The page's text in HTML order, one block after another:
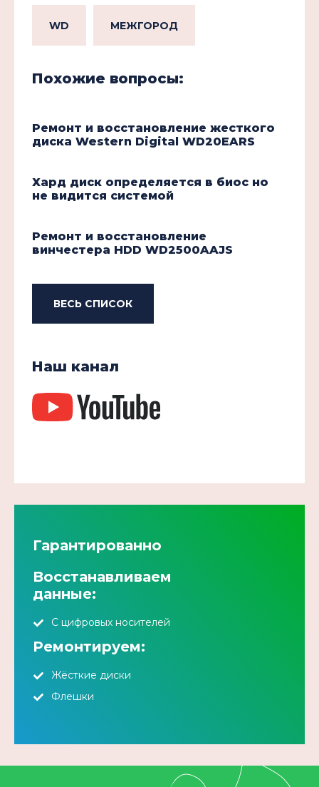
WD МЕЖГОРОД
Похожие вопросы:
Ремонт и восстановление жесткого
диска Western Digital WD20EARS
Хард диск определяется в биос но
не видится системой
Ремонт и восстановление
винчестера HDD WD2500AAJS
ВЕСЬ СПИСОК
Наш канал
Гарантированно
Восстанавливаем
данные:
С цифровых носителей
Ремонтируем:
Жёсткие диски
Флешки